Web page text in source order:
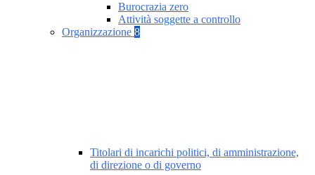
Burocrazia zero
Attività soggette a controllo
Organizzazione 8
Titolari di incarichi politici, di amministrazione,
di direzione o di governo